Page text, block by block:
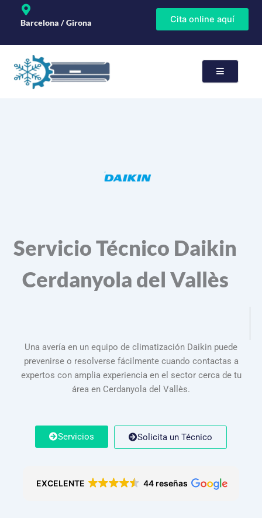
Barcelona / Girona Cita online aquí
Servicio Técnico Daikin
Cerdanyola del Vallès
Una avería en un equipo de climatización Daikin puede
prevenirse o resolverse fácilmente cuando contactas a
expertos con amplia experiencia en el sector cerca de tu
área en Cerdanyola del Vallès.
Servicios Solicita un Técnico
EXCELENTE 44 reseñas